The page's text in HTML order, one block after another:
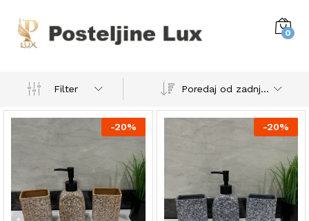
0
Filter Poredaj od zadnjeg
-20% -20%